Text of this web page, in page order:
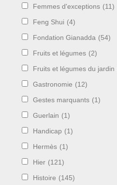
Femmes d'exceptions (11)
Feng Shui (4)
Fondation Gianadda (54)
Fruits et légumes (2)
Fruits et légumes du jardin
Gastronomie (12)
Gestes marquants (1)
Guerlain (1)
Handicap (1)
Hermès (1)
Hier (121)
Histoire (145)